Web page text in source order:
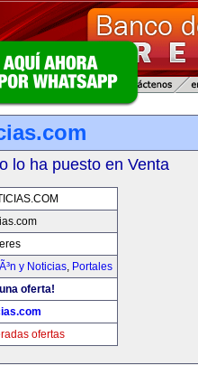
lo ha puesto en Venta
y Noticias, Portales
oferta!
ofertas